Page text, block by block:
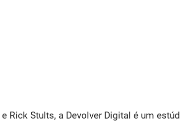
Rick Stults, a Devolver Digital é um